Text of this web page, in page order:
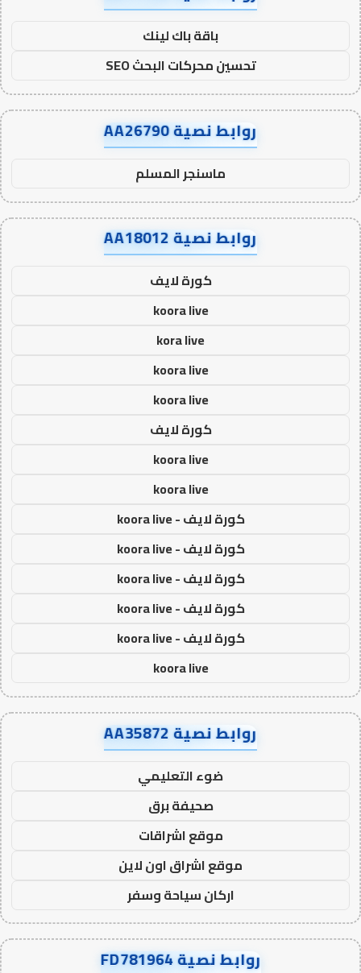
باقة باك لينك
تحسين محركات البحث SEO
روابط نصية AA26790
ماسنجر المسلم
روابط نصية AA18012
كورة لايف
koora live
kora live
koora live
koora live
كورة لايف
koora live
koora live
كورة لايف - koora live
كورة لايف - koora live
كورة لايف - koora live
كورة لايف - koora live
كورة لايف - koora live
koora live
روابط نصية AA35872
ضوء التعليمي
صحيفة برق
موقع اشراقات
موقع اشراق اون لاين
اركان سياحة وسفر
روابط نصية FD781964